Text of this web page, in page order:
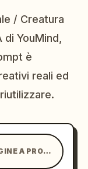
/ Creatura
YouMind,
è
reali ed
DA IMMAGINE A PROMPT